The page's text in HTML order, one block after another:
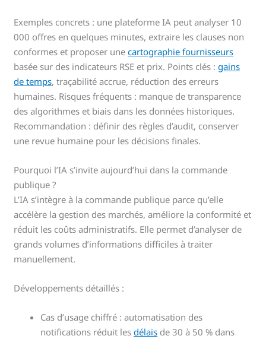
Exemples concrets : une plateforme IA peut analyser 10
000 offres en quelques minutes, extraire les clauses non
conformes et proposer unecartographie fournisseurs
basée sur des indicateurs RSE et prix. Points clés :gains
de temps, traçabilité accrue, réduction des erreurs
humaines. Risques fréquents : manque de transparence
des algorithmes et biais dans les données historiques.
Recommandation : définir des règles d’audit, conserver
une revue humaine pour les décisions finales.
Pourquoi l’IA s’invite aujourd’hui dans la commande
publique ?
L’IA s’intègre à la commande publique parce qu’elle
accélère la gestion des marchés, améliore la conformité et
réduit les coûts administratifs. Elle permet d’analyser de
grands volumes d’informations difficiles à traiter
manuellement.
Développements détaillés :
Cas d’usage chiffré : automatisation des
notifications réduit lesdélais de 30 à 50 % dans